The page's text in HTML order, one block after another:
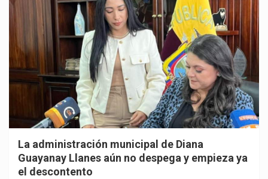
La administración municipal de Diana
Guayanay Llanes aún no despega y empieza ya
el descontento